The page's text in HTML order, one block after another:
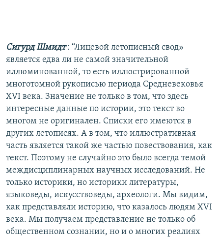
Сигурд Шмидт: “Лицевой летописный свод»
является едва ли не самой значительной
иллюминованной, то есть иллюстрированной
многотомной рукописью периода Средневековья
XVI века. Значение не только в том, что здесь
интересные данные по истории, это текст во
многом не оригинален. Списки его имеются в
других летописях. А в том, что иллюстративная
часть является такой же частью повествования, как
текст. Поэтому не случайно это было всегда темой
междисциплинарных научных исследований. Не
только историки, но историки литературы,
языковеды, искусствоведы, археологи. Мы видим,
как представляли историю, что казалось людям XVI
века. Мы получаем представление не только об
общественном сознании, но и о многих реалиях